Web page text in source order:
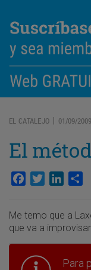
EL CATALEJO | 01/09/2009
El
Facebook
Twitter
Me temo que a
que va a
Para